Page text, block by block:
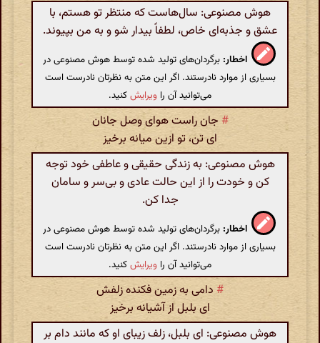
هوش مصنوعی: سال‌هاست که منتظر تو هستم، با
عشق و جذبه‌ای خاص، لطفاً بیدار شو و به من بپیوند.
اخطار: برگردان‌های تولید شده توسط هوش مصنوعی در
بسیاری از موارد نادرستند. اگر این متن به نظرتان نادرست است
می‌توانید آن را ویرایشکنید.
# جان راست هوای وصل جانان
ای تن، تو ازین میانه برخیز
هوش مصنوعی: به زندگی حقیقی و عاطفی خود توجه
کن و خودت را از این حالت عادی و بی‌سر و سامان
جدا کن.
اخطار: برگردان‌های تولید شده توسط هوش مصنوعی در
بسیاری از موارد نادرستند. اگر این متن به نظرتان نادرست است
می‌توانید آن را ویرایشکنید.
# دامی به زمین فکنده زلفش
ای بلبل از آشیانه برخیز
هوش مصنوعی: ای بلبل، زلف زیبای او که مانند دام بر